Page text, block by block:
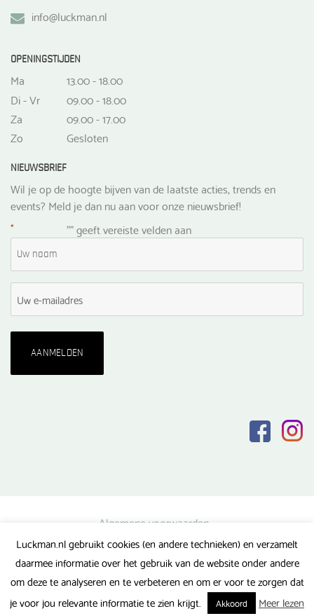
info@luckman.nl
OPENINGSTIJDEN
Ma
13.00 - 18.00
Di - Vr
09.00 - 18.00
Za
09.00 - 17.00
Zo
Gesloten
NIEUWSBRIEF
Wil je op de hoogte bijven van de laatste acties, trends en
events? Meld je dan nu aan voor onze nieuwsbrief!
"
* " geeft vereiste velden aan
Algemene voorwaarden
Privacy verklaring
Veel gestelde vragen
Luckman.nl gebruikt cookies (en andere technieken) en verzamelt
daarmee informatie over het gebruik van de website onder andere
om deze te analyseren en te verbeteren en om er voor te zorgen dat
je voor jou relevante informatie te zien krijgt.
Akkoord Meer lezen